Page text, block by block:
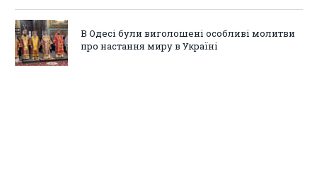
В Одесі були виголошені особливі молитви
про настання миру в Україні